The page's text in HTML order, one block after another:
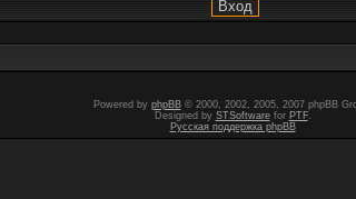
Powered by phpBB© 2000, 2002, 2005, 2007 phpBB
Designed by STSoftwarefor PTF.
Русская поддержка phpBB